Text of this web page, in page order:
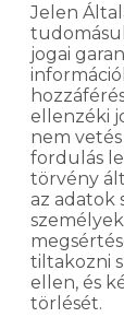
Jelen
jogai
ellenzéki
nem
fordulás
törvény
az adatok
tiltakozni
ellen, és
törlését.